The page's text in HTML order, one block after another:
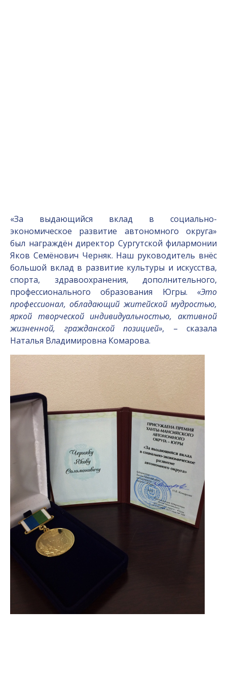
«За выдающийся вклад в социально-
экономическое развитие автономного округа»
был награждён директор Сургутской филармонии
Яков Семёнович Черняк. Наш руководитель внёс
большой вклад в развитие культуры и искусства,
спорта, здравоохранения, дополнительного,
профессионального образования Югры. «Это
профессионал, обладающий житейской мудростью,
яркой творческой индивидуальностью, активной
жизненной, гражданской позицией», – сказала
Наталья Владимировна Комарова.